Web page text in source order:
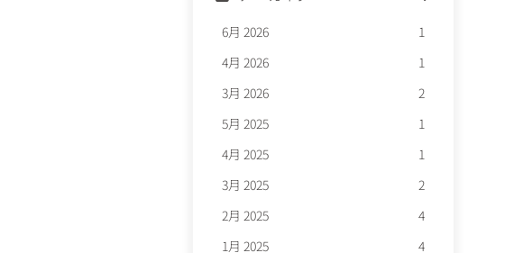
6月 2026
1
4月 2026
1
3月 2026
2
5月 2025
1
4月 2025
1
3月 2025
2
2月 2025
4
1月 2025
4